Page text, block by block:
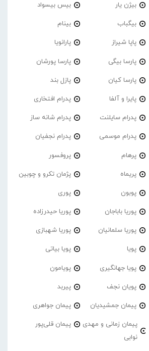
بیژن یار بیس بیسواد
بیگباب بینام
پاپا شیراز پارانویا
پارسا بیگی پارسا پورشان
پارسا کیان پازل بند
پایرا و آلفا پدرام افتخاری
پدرام‌ سایلنت پدرام شانه ساز
پدرام موسمی پدرام نجفیان
پرهام پروفسور
پریماه پژمان تکرو و چوبین
پوبون پوری
پوریا باباجان پوریا حیدرزاده
پوریا سلمانیان پوریا شهبازی
پویا پویا بیاتی
پویا جهانگیری پویامون
پویان نجف پیربد
پیمان جمشیدیان پیمان جواهری
پیمان زمانی و مهدی
نوابی
پیمان قلی‌پور